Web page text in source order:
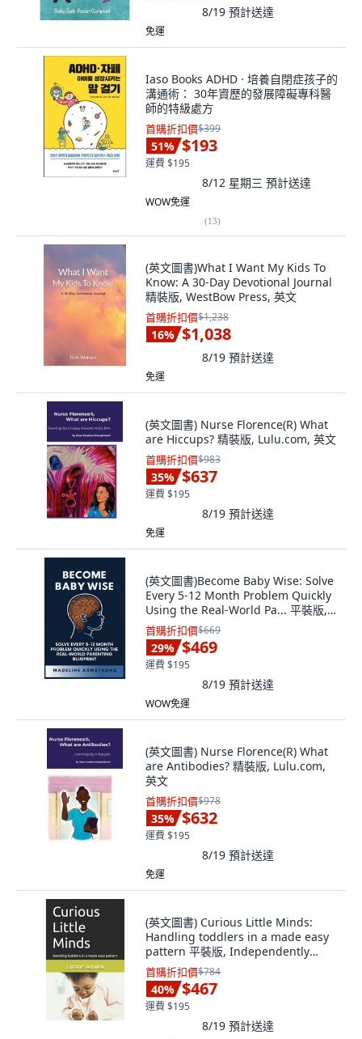
8/19 預計送達
免運
Iaso Books ADHD · 培養自閉症孩子的
溝通術： 30年資歷的發展障礙專科醫
師的特級處方
首購折扣價$399
51% $193
運費 $195
8/12 星期三 預計送達
WOW免運
(13)
(英文圖書)What I Want My Kids To
Know: A 30-Day Devotional Journal
精裝版, WestBow Press, 英文
首購折扣價$1,238
16% $1,038
8/19 預計送達
免運
(英文圖書) Nurse Florence(R) What
are Hiccups? 精裝版, Lulu.com, 英文
首購折扣價$983
35% $637
運費 $195
8/19 預計送達
免運
(英文圖書)Become Baby Wise: Solve
Every 5-12 Month Problem Quickly
Using the Real-World Pa... 平裝版,
Authors Crib, 英文
首購折扣價$669
29% $469
運費 $195
8/19 預計送達
WOW免運
(英文圖書) Nurse Florence(R) What
are Antibodies? 精裝版, Lulu.com,
英文
首購折扣價$978
35% $632
運費 $195
8/19 預計送達
免運
(英文圖書) Curious Little Minds:
Handling toddlers in a made easy
pattern 平裝版, Independently
Published, 英文
首購折扣價$784
40% $467
運費 $195
8/19 預計送達